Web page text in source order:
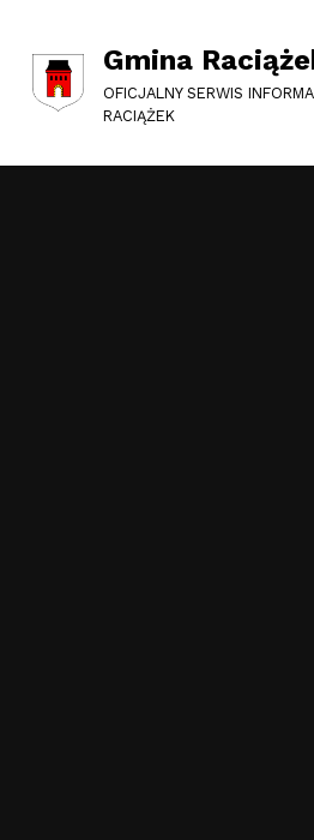
Gmina
OFICJALNY SERWIS
RACIĄŻEK